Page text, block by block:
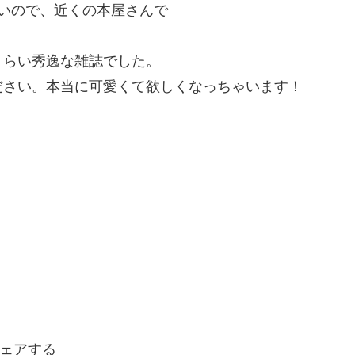
ので、近くの本屋さんで
い秀逸な雑誌でした。
い。本当に可愛くて欲しくなっちゃいます！
アする